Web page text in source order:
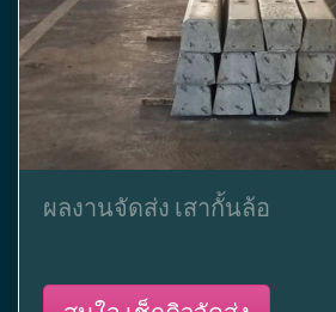
ผลงานจัดส่ง เสากั้นล้อ